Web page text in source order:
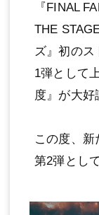
『FINAL
THE
ズ』初のス
1弾として
度』が⼤好
この度、
第2弾とし